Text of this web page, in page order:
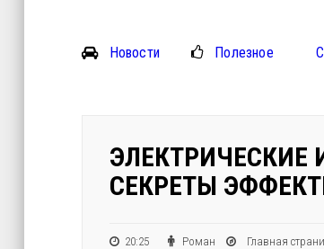
Новости Полезное
СЕКРЕТЫ
20:25 Роман Главная